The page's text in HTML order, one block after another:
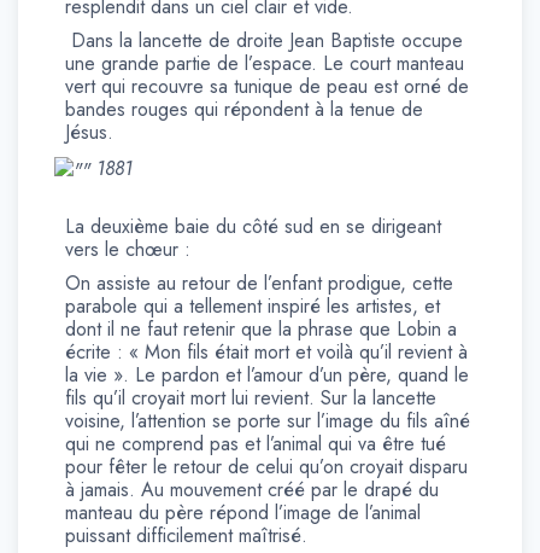
resplendit dans un ciel clair et vide.
Dans la lancette de droite Jean Baptiste occupe
une grande partie de l’espace. Le court manteau
vert qui recouvre sa tunique de peau est orné de
bandes rouges qui répondent à la tenue de
Jésus.
1881
La deuxième baie du côté sud en se dirigeant
vers le chœur :
On assiste au retour de l’enfant prodigue, cette
parabole qui a tellement inspiré les artistes, et
dont il ne faut retenir que la phrase que Lobin a
écrite : « Mon fils était mort et voilà qu’il revient à
la vie ». Le pardon et l’amour d’un père, quand le
fils qu’il croyait mort lui revient. Sur la lancette
voisine, l’attention se porte sur l’image du fils aîné
qui ne comprend pas et l’animal qui va être tué
pour fêter le retour de celui qu’on croyait disparu
à jamais. Au mouvement créé par le drapé du
manteau du père répond l’image de l’animal
puissant difficilement maîtrisé.